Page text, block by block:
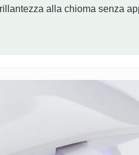
alla chioma senza